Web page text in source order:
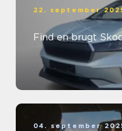
22. september
Find en brugt
04. september